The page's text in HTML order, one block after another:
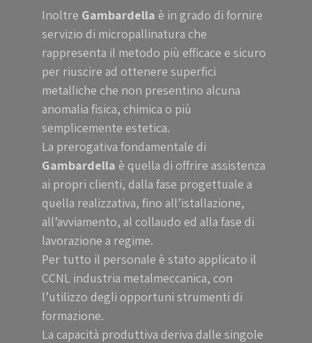
Inoltre Gambardella è in grado di fornire
servizio di micropallinatura che
rappresenta il metodo più efficace e sicuro
per riuscire ad ottenere superfici
metalliche che non presentino alcuna
anomalia fisica, chimica o più
semplicemente estetica.
La prerogativa fondamentale di
Gambardella è quella di offrire assistenza
ai propri clienti, dalla fase progettuale a
quella realizzativa, fino all’istallazione,
all’avviamento, al collaudo ed alla fase di
lavorazione a regime.
Per tutto il personale è stato applicato il
CCNL industria metalmeccanica, con
l’utilizzo degli opportuni strumenti di
formazione.
La capacità produttiva deriva dalle singole